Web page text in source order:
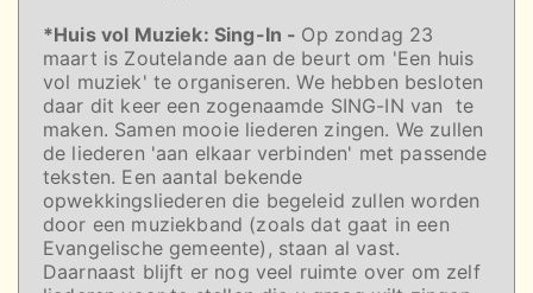
*Huis vol Muziek: Sing-In - Op zondag 23
maart is Zoutelande aan de beurt om 'Een huis
vol muziek' te organiseren. We hebben besloten
daar dit keer een zogenaamde SING-IN van te
maken. Samen mooie liederen zingen. We zullen
de liederen 'aan elkaar verbinden' met passende
teksten. Een aantal bekende
opwekkingsliederen die begeleid zullen worden
door een muziekband (zoals dat gaat in een
Evangelische gemeente), staan al vast.
Daarnaast blijft er nog veel ruimte over om zelf